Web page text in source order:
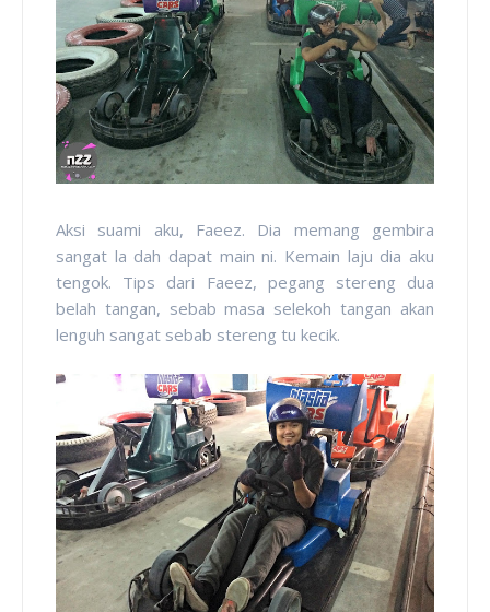
Aksi suami aku, Faeez. Dia memang gembira
sangat la dah dapat main ni. Kemain laju dia aku
tengok. Tips dari Faeez, pegang stereng dua
belah tangan, sebab masa selekoh tangan akan
lenguh sangat sebab stereng tu kecik.